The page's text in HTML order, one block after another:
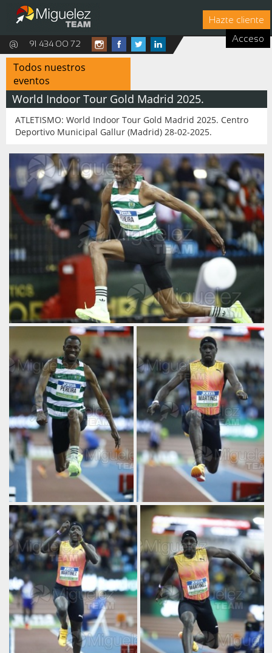
Hazte cliente
Acceso
@ 91 434 00 72
Todos nuestros
eventos
World Indoor Tour Gold Madrid 2025.
ATLETISMO: World Indoor Tour Gold Madrid 2025. Centro
Deportivo Municipal Gallur (Madrid) 28-02-2025.